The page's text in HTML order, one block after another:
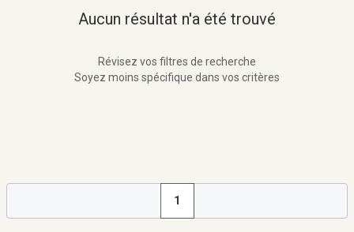
Aucun résultat n'a été trouvé
Révisez vos filtres de recherche
Soyez moins spécifique dans vos critères
1